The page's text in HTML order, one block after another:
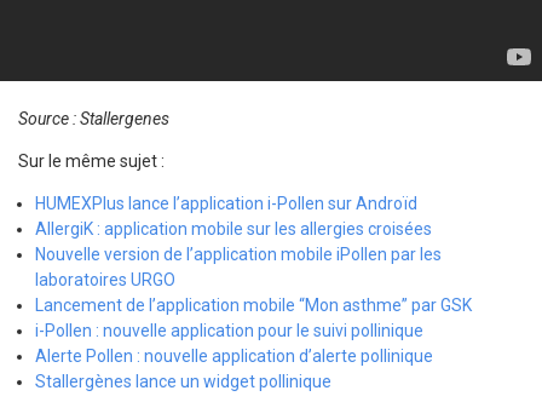
Source : Stallergenes
Sur le même sujet :
HUMEXPlus lance l’application i-Pollen sur Androïd
AllergiK : application mobile sur les allergies croisées
Nouvelle version de l’application mobile iPollen par les
laboratoires URGO
Lancement de l’application mobile “Mon asthme” par GSK
i-Pollen : nouvelle application pour le suivi pollinique
Alerte Pollen : nouvelle application d’alerte pollinique
Stallergènes lance un widget pollinique